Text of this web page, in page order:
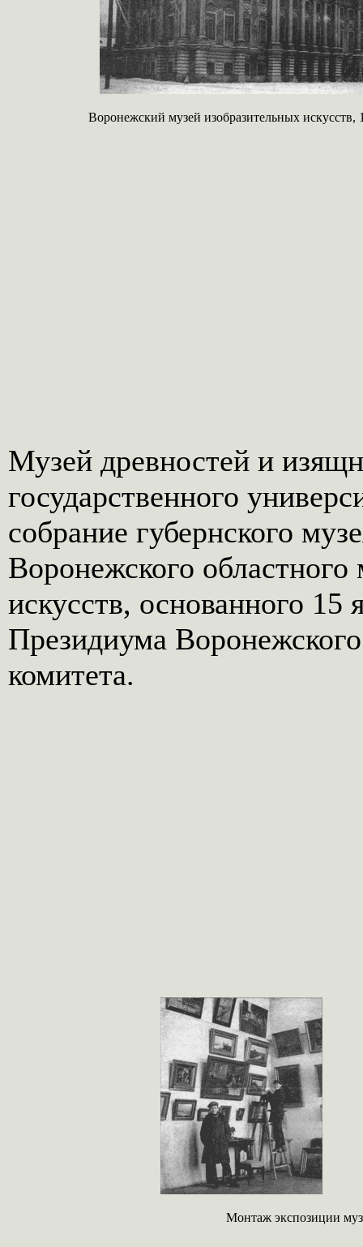
Воронежский музей изобразительных искусств,
Музей древностей и
государственного
собрание губернского
Воронежского областного
искусств, основанного
Президиума
комитета.
Монтаж экспозиции